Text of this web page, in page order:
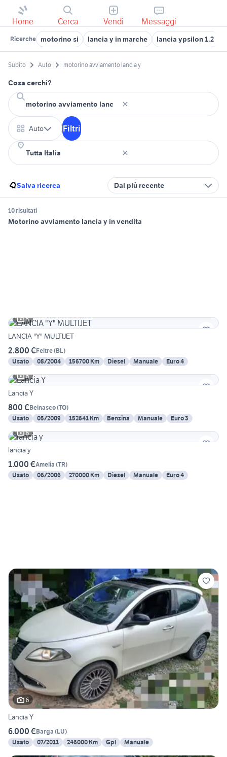
Home Cerca Vendi Messaggi
Ricerche motorino si lancia y in marche lancia ypsilon 1.2
Subito Auto motorino avviamento lancia y
Cosa cerchi?
Auto Filtri
Salva ricerca Dal più recente
10 risultati
Motorino avviamento lancia y in vendita
5
LANCIA "Y" MULTIJET
2.800 €Feltre(BL)
Usato
08/2004 156700 Km Diesel Manuale
Euro 4
6
Lancia Y
800 €Beinasco(TO)
Usato
05/2009 152641 Km Benzina Manuale
Euro 3
6
lancia y
1.000 €Amelia (TR)
Usato
06/2006 270000 Km Diesel Manuale Euro 4
6
Lancia Y
6.000 €Barga (LU)
Usato
07/2011 246000 Km Gpl Manuale